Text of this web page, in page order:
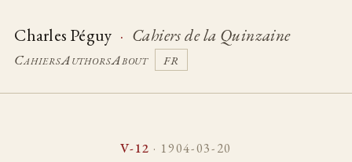
Charles Péguy · Cahiers de la Quinzaine
CahiersAuthorsAbout FR
V-12 · 1904-03-20